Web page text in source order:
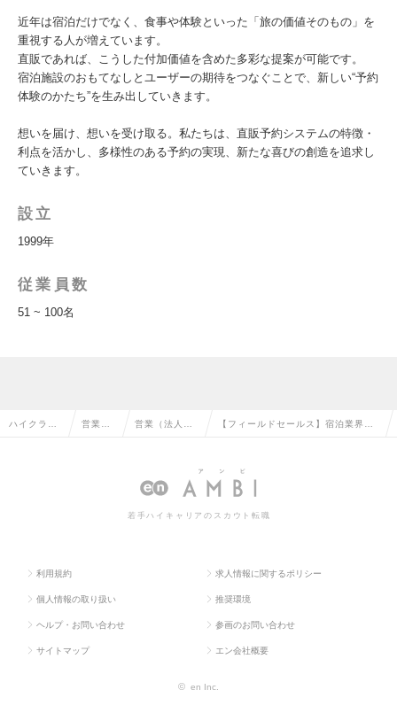
近年は宿泊だけでなく、食事や体験といった「旅の価値そのもの」を
重視する人が増えています。
直販であれば、こうした付加価値を含めた多彩な提案が可能です。
宿泊施設のおもてなしとユーザーの期待をつなぐことで、新しい“予約
体験のかたち”を生み出していきます。
想いを届け、想いを受け取る。私たちは、直販予約システムの特徴・
利点を活かし、多様性のある予約の実現、新たな喜びの創造を追求し
ていきます。
設立
1999年
従業員数
51 ~ 100名
ハイクラス 営業系 営業（法人向 【フィールドセールス】宿泊業界×
若手ハイキャリアのスカウト転職
利用規約 求人情報に関するポリシー
個人情報の取り扱い 推奨環境
ヘルプ・お問い合わせ 参画のお問い合わせ
サイトマップ エン会社概要
© en Inc.